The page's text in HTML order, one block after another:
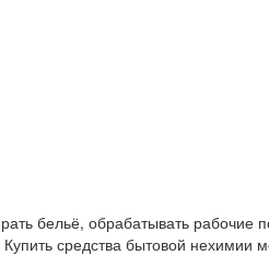
бельё, обрабатывать
средства бытовой нехимии